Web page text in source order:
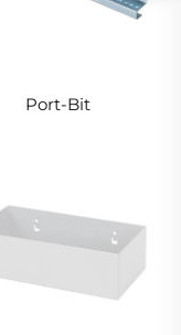
Port-Bit